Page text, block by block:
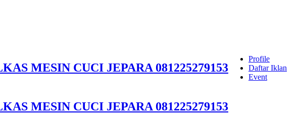
MESIN CUCI JEPARA 081225279153
Profile
Daftar Iklan
Event
MESIN CUCI JEPARA 081225279153